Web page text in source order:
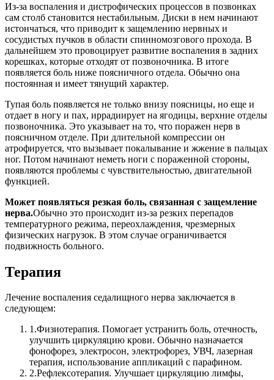
Из-за воспаления и дистрофических процессов в позвонках
сам столб становится нестабильным. Диски в нем начинают
истончаться, что приводит к защемлению нервных и
сосудистых пучков в области спинномозгового прохода. В
дальнейшем это провоцирует развитие воспаления в задних
корешках, которые отходят от позвоночника. В итоге
появляется боль ниже поясничного отдела. Обычно она
постоянная и имеет тянущий характер.
Тупая боль появляется не только внизу поясницы, но еще и
отдает в ногу и пах, иррадиирует на ягодицы, верхние отделы
позвоночника. Это указывает на то, что поражен нерв в
поясничном отделе. При длительной компрессии он
атрофируется, что вызывает покалывание и жжение в пальцах
ног. Потом начинают неметь ноги с пораженной стороны,
появляются проблемы с чувствительностью, двигательной
функцией.
Может появляться резкая боль, связанная с защемление
нерва.Обычно это происходит из-за резких перепадов
температурного режима, переохлаждения, чрезмерных
физических нагрузок. В этом случае ограничивается
подвижность больного.
Терапия
Лечение воспаления седалищного нерва заключается в
следующем:
1.Физиотерапия. Помогает устранить боль, отечность,
улучшить циркуляцию крови. Обычно назначается
фонофорез, электросон, электрофорез, УВЧ, лазерная
терапия, использование аппликаций с парафином.
2.Рефлексотерапия. Улучшает циркуляцию лимфы,